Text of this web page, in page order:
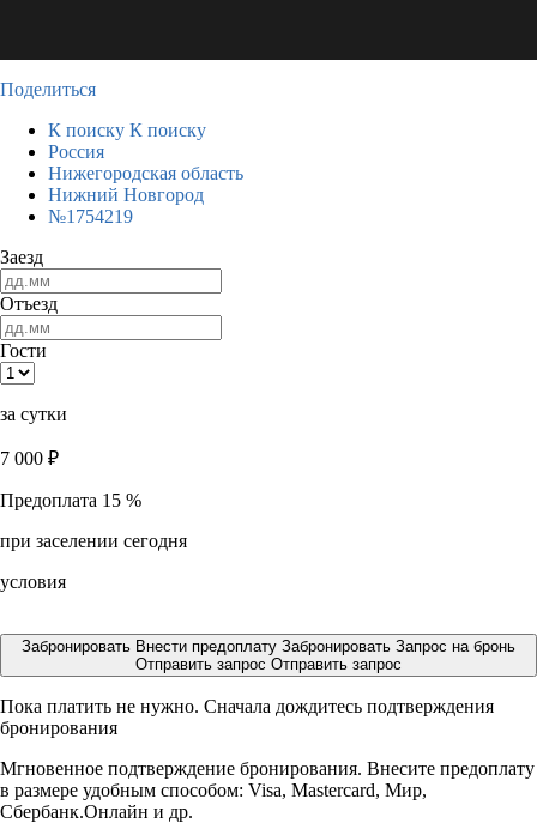
Поделиться
К поиску К поиску
Россия
Нижегородская область
Нижний Новгород
№1754219
Заезд
Отъезд
Гости
за сутки
7 000 ₽
Предоплата 15 %
при заселении сегодня
условия
Забронировать Внести предоплату Забронировать Запрос на бронь
Отправить запрос Отправить запрос
Пока платить не нужно. Сначала дождитесь подтверждения
бронирования
Мгновенное подтверждение бронирования. Внесите предоплату
в размере удобным способом: Visa, Mastercard, Мир,
Сбербанк.Онлайн и др.